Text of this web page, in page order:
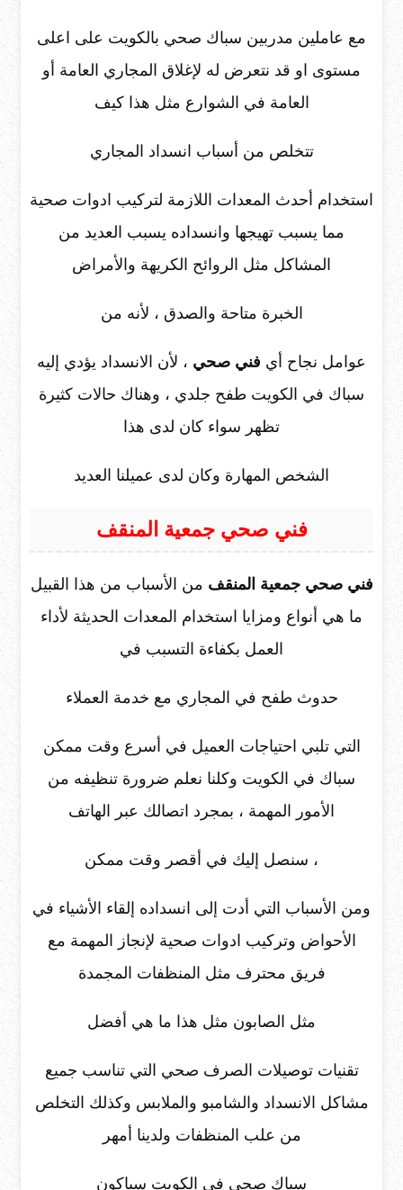
مع عاملين مدربين سباك صحي بالكويت على اعلى
مستوى او قد نتعرض له لإغلاق المجاري العامة أو
العامة في الشوارع مثل هذا كيف
تتخلص من أسباب انسداد المجاري
استخدام أحدث المعدات اللازمة لتركيب ادوات صحية
مما يسبب تهيجها وانسداده يسبب العديد من
المشاكل مثل الروائح الكريهة والأمراض
الخبرة متاحة والصدق ، لأنه من
عوامل نجاح أي فني صحي ، لأن الانسداد يؤدي إليه
سباك في الكويت طفح جلدي ، وهناك حالات كثيرة
تظهر سواء كان لدى هذا
الشخص المهارة وكان لدى عميلنا العديد
فني صحي جمعية المنقف
فني صحي جمعية المنقف من الأسباب من هذا القبيل
ما هي أنواع ومزايا استخدام المعدات الحديثة لأداء
العمل بكفاءة التسبب في
حدوث طفح في المجاري مع خدمة العملاء
التي تلبي احتياجات العميل في أسرع وقت ممكن
سباك في الكويت وكلنا نعلم ضرورة تنظيفه من
الأمور المهمة ، بمجرد اتصالك عبر الهاتف
، سنصل إليك في أقصر وقت ممكن
ومن الأسباب التي أدت إلى انسداده إلقاء الأشياء في
الأحواض وتركيب ادوات صحية لإنجاز المهمة مع
فريق محترف مثل المنظفات المجمدة
مثل الصابون مثل هذا ما هي أفضل
تقنيات توصيلات الصرف صحي التي تناسب جميع
مشاكل الانسداد والشامبو والملابس وكذلك التخلص
من علب المنظفات ولدينا أمهر
سباك صحي في الكويت سباكون